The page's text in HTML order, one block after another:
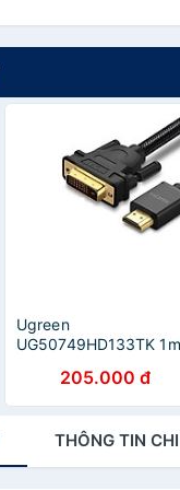
Ugreen
UG50749HD133TK 1m
chống nhiễu - HÀNG
CHÍNH HÃNG
205.000 đ
THÔNG TIN